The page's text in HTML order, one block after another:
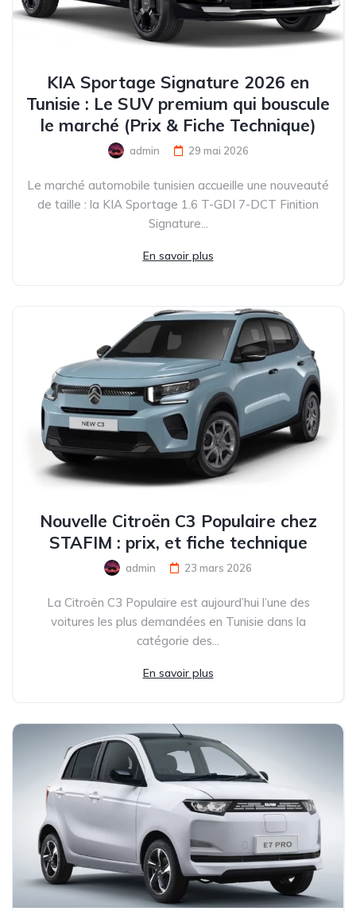
KIA Sportage Signature 2026 en
Tunisie : Le SUV premium qui bouscule
le marché (Prix & Fiche Technique)
admin 29 mai 2026
Le marché automobile tunisien accueille une nouveauté
de taille : la KIA Sportage 1.6 T-GDI 7-DCT Finition
Signature...
En savoir plus
Nouvelle Citroën C3 Populaire chez
STAFIM : prix, et fiche technique
admin 23 mars 2026
La Citroën C3 Populaire est aujourd’hui l’une des
voitures les plus demandées en Tunisie dans la
catégorie des...
En savoir plus